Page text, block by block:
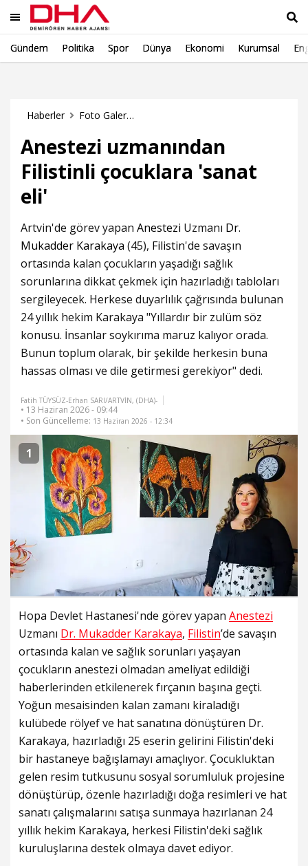
Gündem Politika Spor Dünya Ekonomi Kurumsal
Haberler Foto Galeri Haberleri
Anestezi uzmanından
Filistinli çocuklara 'sanat
eli'
Artvin'de görev yapan Anestezi Uzmanı Dr.
Mukadder Karakaya (45), Filistin'de savaşın
ortasında kalan çocukların yaşadığı sağlık
sorunlarına dikkat çekmek için hazırladığı tabloları
sergileyecek. Herkese duyarlılık çağrısında bulunan
24 yıllık hekim Karakaya "Yıllardır bir zulüm söz
konusu. İnsanlar soykırıma maruz kalıyor orada.
Bunun toplum olarak, bir şekilde herkesin buna
hassas olması ve dile getirmesi gerekiyor" dedi.
Fatih TÜYSÜZ-Erhan SARI/ARTVİN, (DHA)-
• 13 Haziran 2026 - 09:44
• Son Güncelleme: 13 Haziran 2026 - 12:34
1
Hopa Devlet Hastanesi'nde görev yapan Anestezi
Uzmanı Dr. Mukadder Karakaya, Filistin’de savaşın
ortasında kalan ve sağlık sorunları yaşayan
çocukların anestezi olmadan ameliyat edildiği
haberlerinden etkilenerek fırçanın başına geçti.
Yoğun mesaisinden kalan zamanı kiraladığı
kulübede rölyef ve hat sanatına dönüştüren Dr.
Karakaya, hazırladığı 25 eserin gelirini Filistin'deki
bir hastaneye bağışlamayı amaçlıyor. Çocukluktan
gelen resim tutkusunu sosyal sorumluluk projesine
dönüştürüp, özenle hazırladığı doğa resimleri ve hat
sanatı çalışmalarını satışa sunmaya hazırlanan 24
yıllık hekim Karakaya, herkesi Filistin'deki sağlık
kuruluşlarına destek olmaya davet ediyor.